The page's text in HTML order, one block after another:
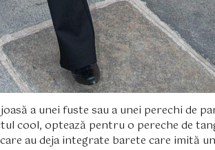
joasă a unei fuste sau a unei perechi de
cool, optează pentru o pereche de
au deja integrate barete care imită